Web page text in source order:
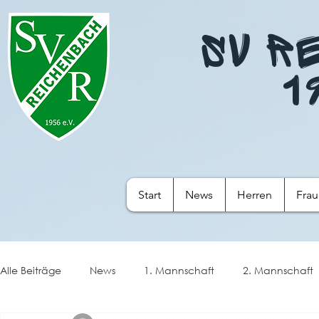
SV
Start News Herren
Alle Beiträge News 1. Mannschaft 2. Mannschaft